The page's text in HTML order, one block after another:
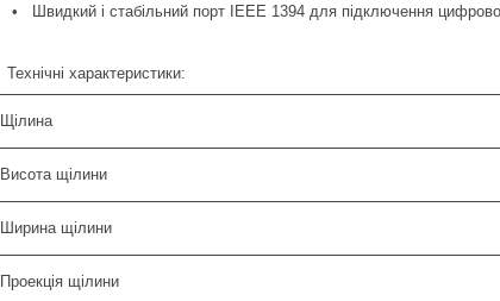
• Швидкий і стабільний порт ІЕЕЕ 1394 для підключення
Технічні характеристики:
Щілина
Висота щілини
Ширина щілини
Проекція щілини